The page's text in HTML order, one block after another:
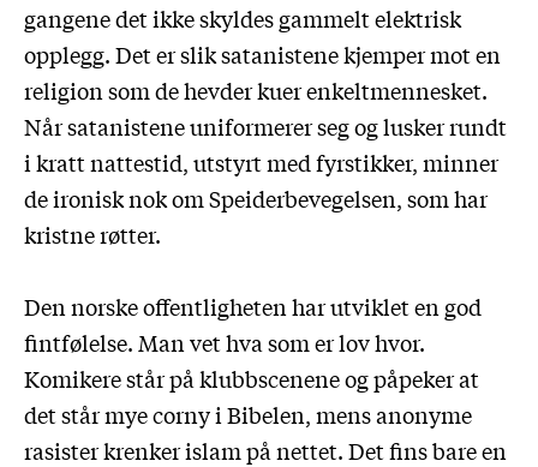
gangene det ikke skyldes gammelt elektrisk
opplegg. Det er slik satanistene kjemper mot en
religion som de hevder kuer enkeltmennesket.
Når satanistene uniformerer seg og lusker rundt
i kratt nattestid, utstyrt med fyrstikker, minner
de ironisk nok om Speiderbevegelsen, som har
kristne røtter.
Den norske offentligheten har utviklet en god
fintfølelse. Man vet hva som er lov hvor.
Komikere står på klubbscenene og påpeker at
det står mye corny i Bibelen, mens anonyme
rasister krenker islam på nettet. Det fins bare en